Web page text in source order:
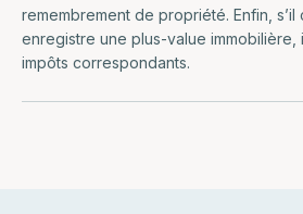
remembrement de propriété. Enfin, s’il
enregistre une plus-value immobilière,
impôts correspondants.